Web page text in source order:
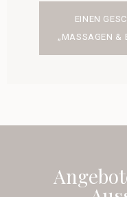
EINEN
„MASSAGEN &